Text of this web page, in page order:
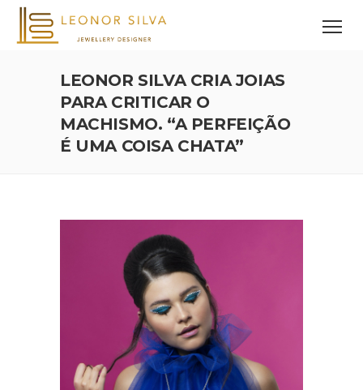
LEONOR SILVA CRIA JOIAS
PARA CRITICAR O
MACHISMO. “A PERFEIÇÃO
É UMA COISA CHATA”